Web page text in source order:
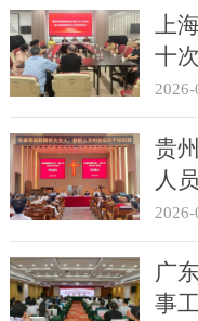
上
十
七
贵
人
经
广
事